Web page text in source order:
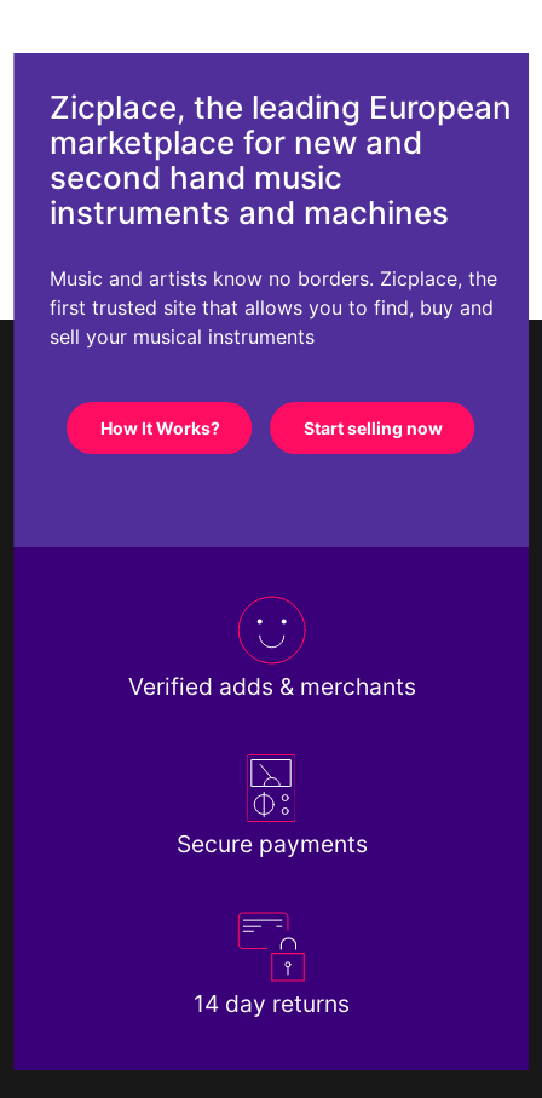
Zicplace, the leading European
marketplace for new and
second hand music
instruments and machines
Music and artists know no borders. Zicplace, the
first trusted site that allows you to find, buy and
sell your musical instruments
How It Works? Start selling now
Verified adds & merchants
Secure payments
14 day returns